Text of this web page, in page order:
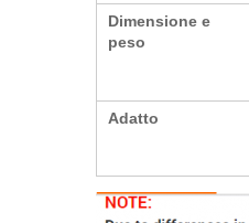
Dimensione e
peso
Adatto